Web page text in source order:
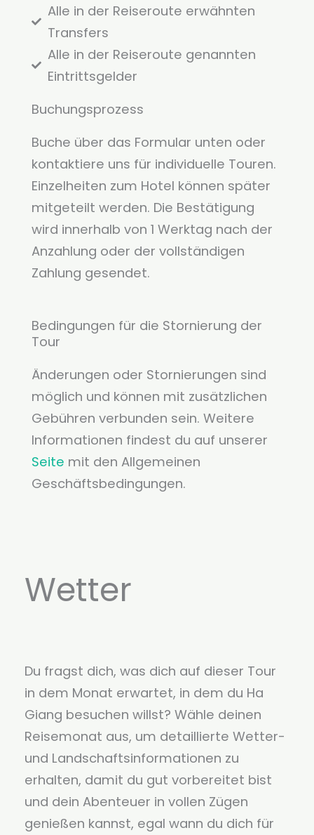
Alle in der Reiseroute erwähnten
Transfers
Alle in der Reiseroute genannten
Eintrittsgelder
Buchungsprozess
Buche über das Formular unten oder
kontaktiere uns für individuelle Touren.
Einzelheiten zum Hotel können später
mitgeteilt werden. Die Bestätigung
wird innerhalb von 1 Werktag nach der
Anzahlung oder der vollständigen
Zahlung gesendet.
Bedingungen für die Stornierung der
Tour
Änderungen oder Stornierungen sind
möglich und können mit zusätzlichen
Gebühren verbunden sein. Weitere
Informationen findest du auf unserer
Seite mit den Allgemeinen
Geschäftsbedingungen.
Wetter
Du fragst dich, was dich auf dieser Tour
in dem Monat erwartet, in dem du Ha
Giang besuchen willst? Wähle deinen
Reisemonat aus, um detaillierte Wetter-
und Landschaftsinformationen zu
erhalten, damit du gut vorbereitet bist
und dein Abenteuer in vollen Zügen
genießen kannst, egal wann du dich für